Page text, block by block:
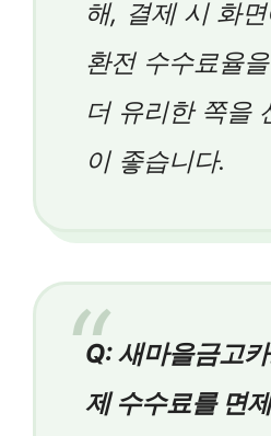
해, 결제 시 화
환전 수수료율
더 유리한 쪽을
이 좋습니다.
Q: 새마을금고
제 수수료를 면